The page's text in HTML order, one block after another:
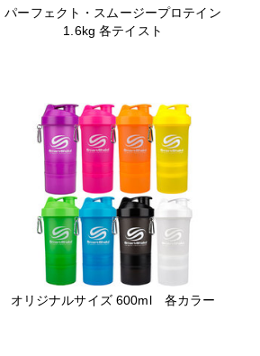
パーフェクト・スムージープロテイン
1.6kg 各テイスト
オリジナルサイズ 600ml 各カラー